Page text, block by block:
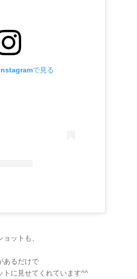
で見る
ットも、
あるだけで
トに見せてくれています^^